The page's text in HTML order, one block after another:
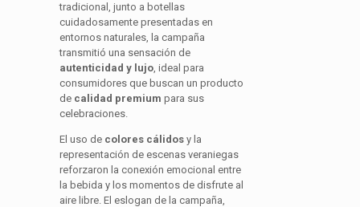
tradicional, junto a botellas
cuidadosamente presentadas en
entornos naturales, la campaña
transmitió una sensación de
autenticidad y lujo , ideal para
consumidores que buscan un producto
de calidad premium para sus
celebraciones.
El uso de colores cálidos y la
representación de escenas veraniegas
reforzaron la conexión emocional entre
la bebida y los momentos de disfrute al
aire libre. El eslogan de la campaña,